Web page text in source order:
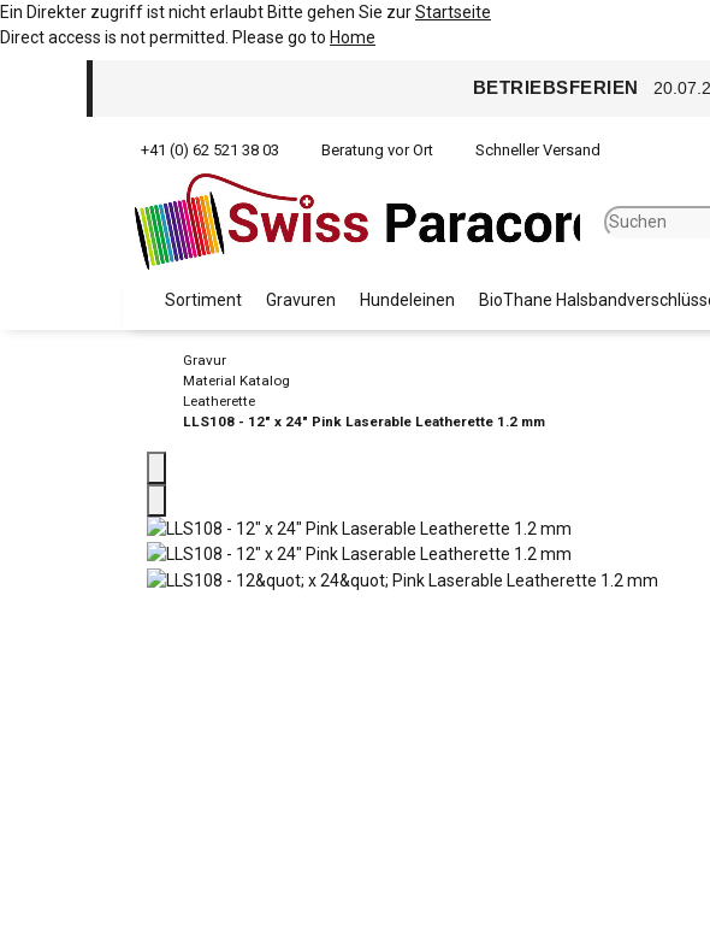
Ein Direkter zugriff ist nicht erlaubt Bitte gehen Sie zurStartseite
Direct access is not permitted. Please go to Home
BETRIEBSFERIEN
+41 (0) 62 521 38 03 Beratung vor Ort Schneller Versand
Sortiment Gravuren Hundeleinen BioThane
Gravur
Material Katalog
Leatherette
LLS108 - 12" x 24" Pink Laserable Leatherette 1.2 mm